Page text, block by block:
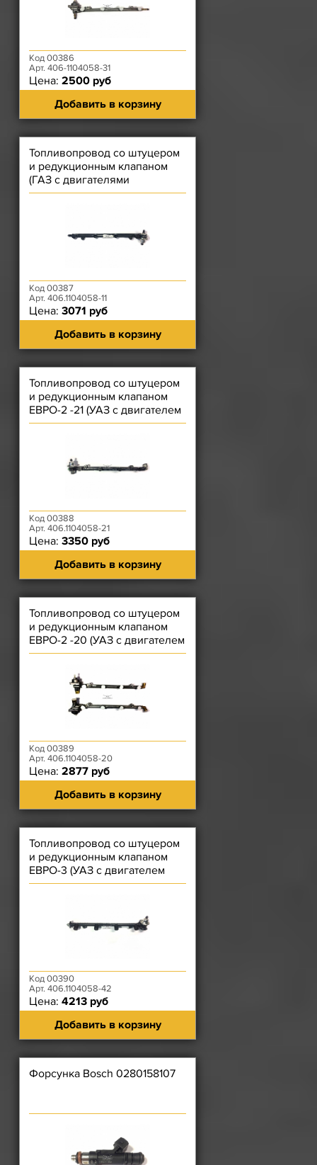
Код 00386
Арт. 406-1104058-31
Цена: 2500 руб
Добавить в корзину
Топливопровод со штуцером
и редукционным клапаном
(ГАЗ с двигателями
ЗМЗ-4062.10, 40522.
Код 00387
Арт. 406.1104058-11
Цена: 3071 руб
Добавить в корзину
Топливопровод со штуцером
и редукционным клапаном
ЕВРО-2 -21 (УАЗ с двигателем
4091.10, ГАЗ с двига
Код 00388
Арт. 406.1104058-21
Цена: 3350 руб
Добавить в корзину
Топливопровод со штуцером
и редукционным клапаном
ЕВРО-2 -20 (УАЗ с двигателем
4091.10, ГАЗ с двига
Код 00389
Арт. 406.1104058-20
Цена: 2877 руб
Добавить в корзину
Топливопровод со штуцером
и редукционным клапаном
ЕВРО-3 (УАЗ с двигателем
4091.10)
Код 00390
Арт. 406.1104058-42
Цена: 4213 руб
Добавить в корзину
Форсунка Bosch 0280158107